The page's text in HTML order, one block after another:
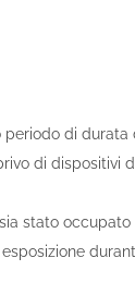
di durata
di dispositivi
stato